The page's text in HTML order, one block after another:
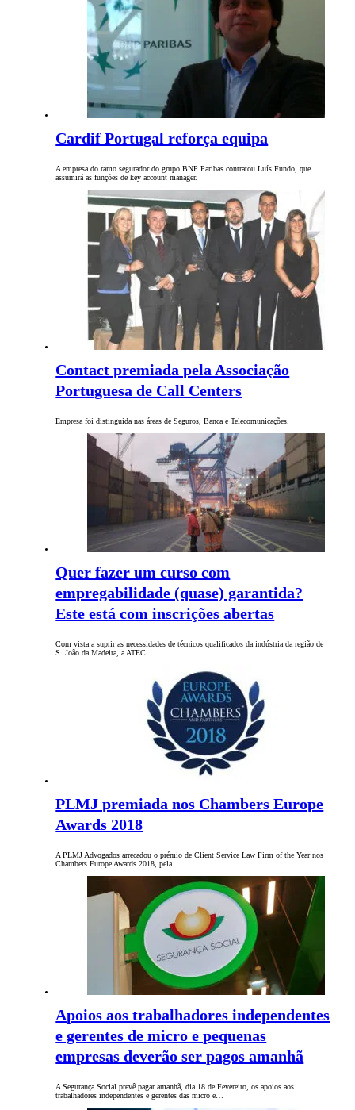
Cardif Portugal reforça equipa
A empresa do ramo segurador do grupo BNP Paribas contratou Luís Fundo, que
assumirá as funções de key account manager.
Contact premiada pela Associação
Portuguesa de Call Centers
Empresa foi distinguida nas áreas de Seguros, Banca e Telecomunicações.
Quer fazer um curso com
empregabilidade (quase) garantida?
Este está com inscrições abertas
Com vista a suprir as necessidades de técnicos qualificados da indústria da região de
S. João da Madeira, a ATEC…
PLMJ premiada nos Chambers Europe
Awards 2018
A PLMJ Advogados arrecadou o prémio de Client Service Law Firm of the Year nos
Chambers Europe Awards 2018, pela…
Apoios aos trabalhadores independentes
e gerentes de micro e pequenas
empresas deverão ser pagos amanhã
A Segurança Social prevê pagar amanhã, dia 18 de Fevereiro, os apoios aos
trabalhadores independentes e gerentes das micro e…